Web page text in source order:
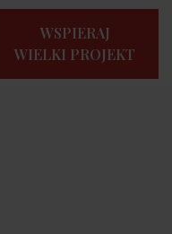
WSPIERAJ
WIELKI PROJEKT